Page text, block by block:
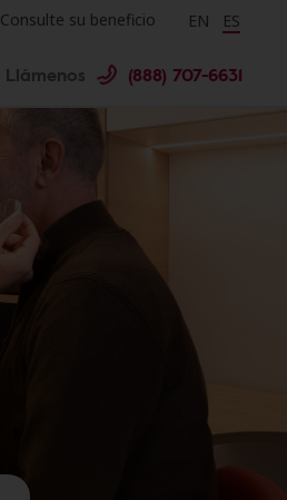
Consulte su beneficio EN ES
Llámenos (888) 707-6631